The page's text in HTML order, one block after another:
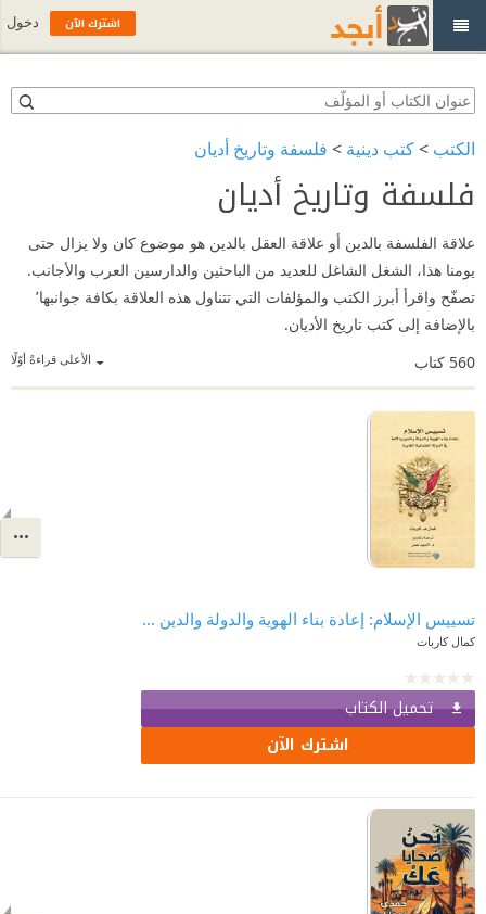
الكتب >كتب دينية > فلسفة وتاريخ أديان
فلسفة وتاريخ أديان
علاقة الفلسفة بالدين أو علاقة العقل بالدين هو موضوع كان ولا يزال حتى
يومنا هذا، الشغل الشاغل للعديد من الباحثين والدارسين العرب والأجانب.
تصفّح واقرأ أبرز الكتب والمؤلفات التي تتناول هذه العلاقة بكافة جوانبها٬
بالإضافة إلى كتب تاريخ الأديان.
الأعلى قراءةً أوّلًا 560 كتاب
تسييس الإسلام: إعادة بناء الهوية والدولة والدين والأمة في الدولة العثماني الغابرة
كمال كاربات
تحميل الكتاب
اشترك الآن
اشترك الآن دخول